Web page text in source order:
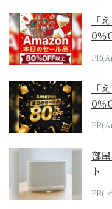
「
0％
本
「
0％
本気
部
ト
PR(